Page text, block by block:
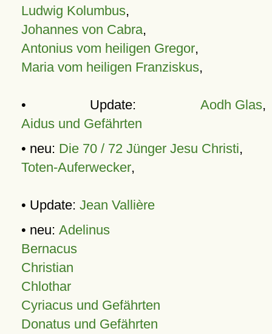
Ludwig Kolumbus,
Johannes von Cabra,
Antonius vom heiligen Gregor,
Maria vom heiligen Franziskus,
• Update: Aodh Glas,
Aidus und Gefährten
• neu: Die 70 / 72 Jünger Jesu Christi,
Toten-Auferwecker,
• Update: Jean Vallière
• neu: Adelinus
Bernacus
Christian
Chlothar
Cyriacus und Gefährten
Donatus und Gefährten